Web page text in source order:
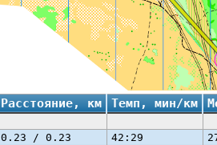
Расстояние, км Темп, мин/км
0.23 / 0.23 42:29